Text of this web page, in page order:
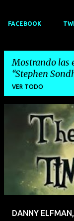
FACEBOOK
Mostrando las
Stephen
VER TODO
DANNY